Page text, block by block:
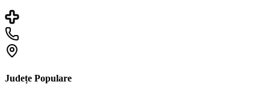
Județe Populare